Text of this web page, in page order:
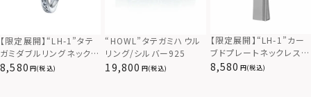
【限定展開】“LH-1”タテ
ガミダブルリングネックレ
ス（ツイスト/シルバー）/
8,580 (税込)
“HOWL”タテガミハウル
リング/シルバー925
19,800 (税込)
【限定展開】“LH-1”カー
ブドプレートネックレス/
サージカルステンレス（金
8,580 (税込)